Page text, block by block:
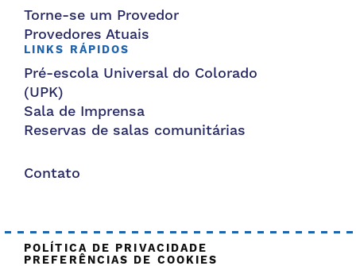
Torne-se um Provedor
Provedores Atuais
LINKS RÁPIDOS
Pré-escola Universal do Colorado
(UPK)
Sala de Imprensa
Reservas de salas comunitárias
Contato
POLÍTICA DE PRIVACIDADE
PREFERÊNCIAS DE COOKIES